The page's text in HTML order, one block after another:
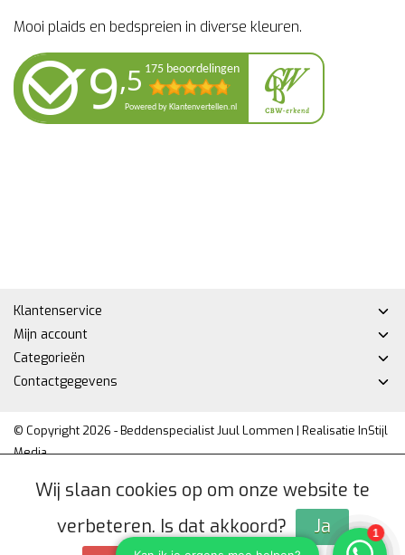
Mooi plaids en bedspreien in diverse kleuren.
Klantenservice
Mijn account
Categorieën
Contactgegevens
© Copyright 2026 - Beddenspecialist Juul Lommen | Realisatie InStijl
Media
Wij slaan cookies op om onze website te
verbeteren. Is dat akkoord?
Ja